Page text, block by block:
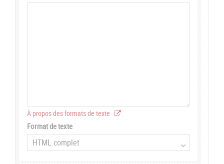
À propos des formats de texte
Format de texte